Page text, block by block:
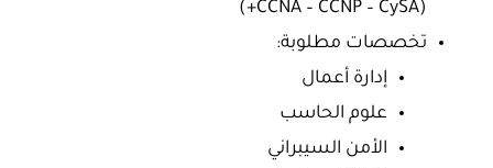
(CCNA – CCNP – CySA+)
تخصصات مطلوبة:
إدارة أعمال
علوم الحاسب
الأمن السيبراني